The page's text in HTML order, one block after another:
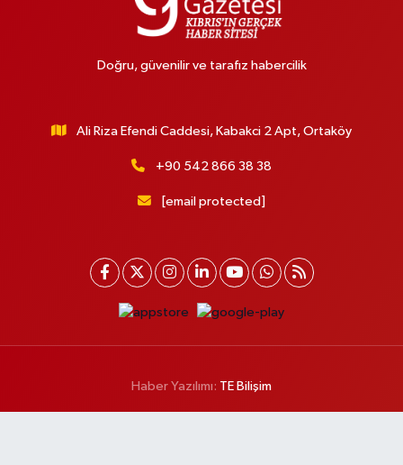
Doğru, güvenilir ve tarafız habercilik
Ali Riza Efendi Caddesi, Kabakci 2 Apt, Ortaköy
+90 542 866 38 38
[email protected]
Haber Yazılımı: TE Bilişim